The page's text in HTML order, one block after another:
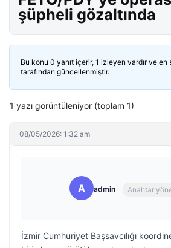
şüpheli gözaltında
Bu konu 0 yanıt içerir, 1 izleyen vardır ve en
tarafından güncellenmiştir.
1 yazı görüntüleniyor (toplam 1)
08/05/2026: 1:32 am
A admin Anahtar
İzmir Cumhuriyet Başsavcılığı